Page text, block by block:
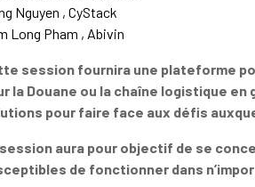
Nguyen CyStack
Long Pham
Abivin
session fournira une plateforme
la Douane ou la chaîne logistique
pour faire face aux défis
aura pour objectif de se
de fonctionner dans